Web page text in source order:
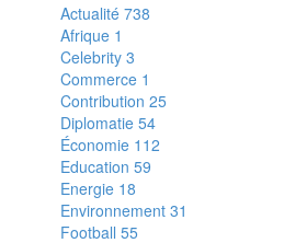
Actualité 738
Afrique 1
Celebrity 3
Commerce 1
Contribution 25
Diplomatie 54
Économie 112
Education 59
Energie 18
Environnement 31
Football 55